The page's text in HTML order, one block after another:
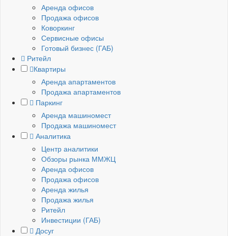
Аренда офисов
Продажа офисов
Коворкинг
Сервисные офисы
Готовый бизнес (ГАБ)
Ритейл
Квартиры
Аренда апартаментов
Продажа апартаментов
Паркинг
Аренда машиномест
Продажа машиномест
Аналитика
Центр аналитики
Обзоры рынка ММЖЦ
Аренда офисов
Продажа офисов
Аренда жилья
Продажа жилья
Ритейл
Инвестиции (ГАБ)
Досуг